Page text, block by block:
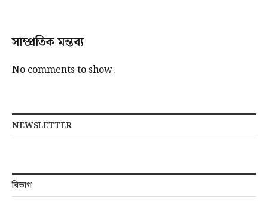
সাম্প্রতিক মন্তব্য
No comments to show.
NEWSLETTER
বিভাগ